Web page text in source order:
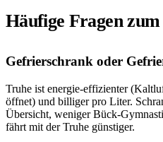
Häufige Fragen
Gefrierschrank oder
Truhe ist energie-effizienter
öffnet) und billiger pro Liter.
Übersicht, weniger Bück-
fährt mit der Truhe günstiger.